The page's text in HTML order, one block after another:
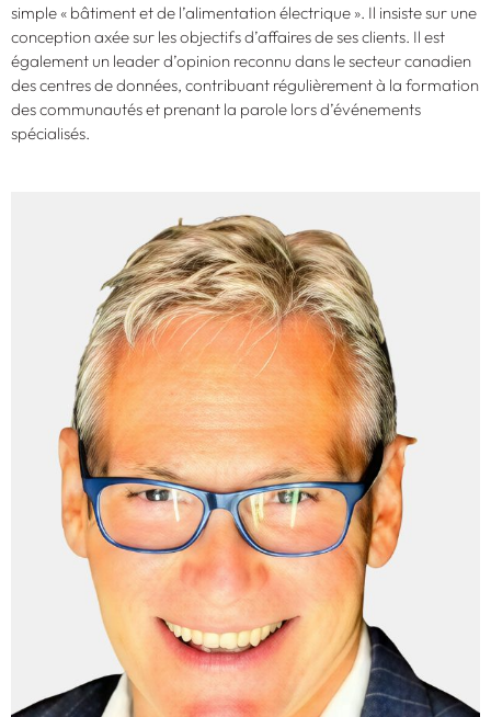
simple « bâtiment et de l’alimentation électrique ». Il insiste sur une
conception axée sur les objectifs d’affaires de ses clients. Il est
également un leader d’opinion reconnu dans le secteur canadien
des centres de données, contribuant régulièrement à la formation
des communautés et prenant la parole lors d’événements
spécialisés.